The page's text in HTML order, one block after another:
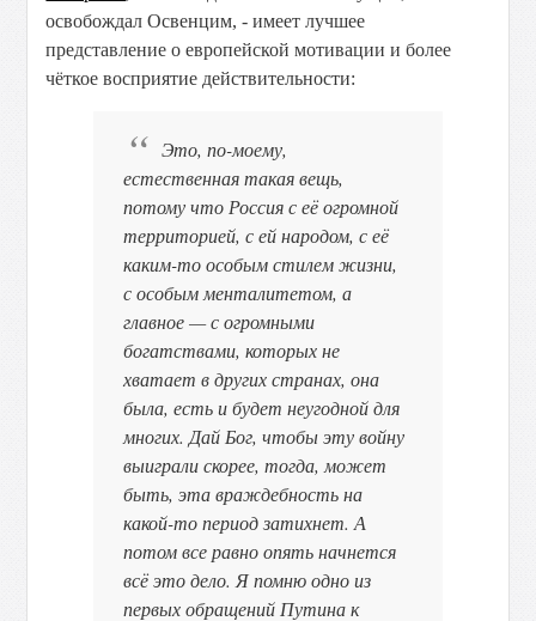
освобождал Освенцим, - имеет лучшее
представление о европейской мотивации и более
чёткое восприятие действительности:
Это, по-моему,
естественная такая вещь,
потому что Россия с её огромной
территорией, с ей народом, с её
каким-то особым стилем жизни,
с особым менталитетом, а
главное — с огромными
богатствами, которых не
хватает в других странах, она
была, есть и будет неугодной для
многих. Дай Бог, чтобы эту войну
выиграли скорее, тогда, может
быть, эта враждебность на
какой-то период затихнет. А
потом все равно опять начнется
всё это дело. Я помню одно из
первых обращений Путина к